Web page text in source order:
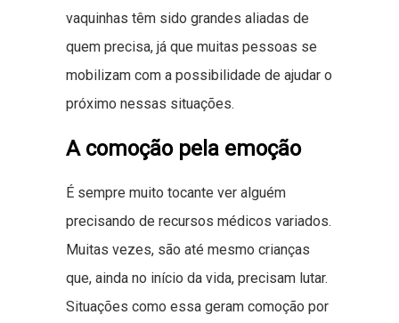
vaquinhas têm sido grandes aliadas de
quem precisa, já que muitas pessoas se
mobilizam com a possibilidade de ajudar o
próximo nessas situações.
A comoção pela emoção
É sempre muito tocante ver alguém
precisando de recursos médicos variados.
Muitas vezes, são até mesmo crianças
que, ainda no início da vida, precisam lutar.
Situações como essa geram comoção por